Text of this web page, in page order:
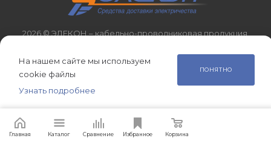
2026 © ЭЛЕКОН – кабельно-проводниковая продукция,
Главная Каталог Сравнение Избранное Корзина
На нашем сайте мы используем
cookie файлы
Узнать подробнее
ПОНЯТНО